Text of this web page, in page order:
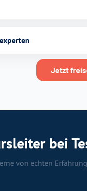
Jetzt
bei
von echten